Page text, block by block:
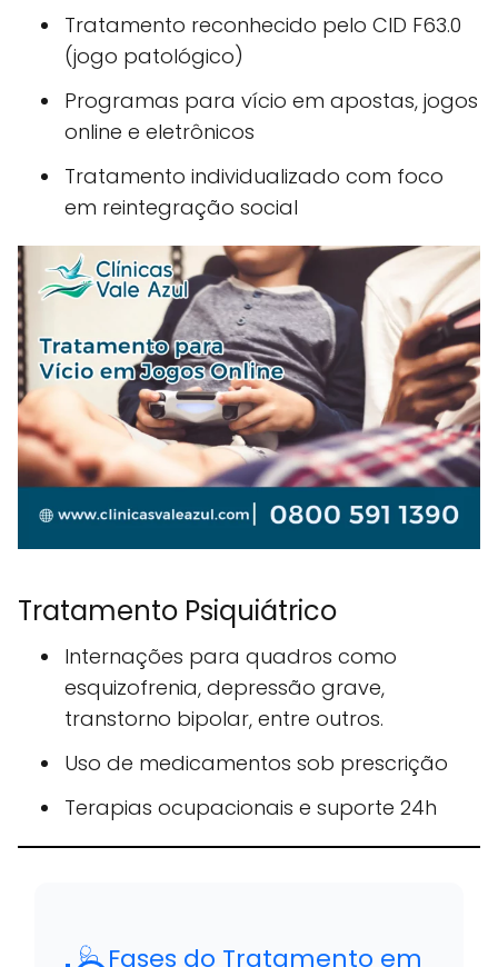
Tratamento reconhecido pelo CID F63.0
(jogo patológico)
Programas para vício em apostas, jogos
online e eletrônicos
Tratamento individualizado com foco
em reintegração social
Tratamento Psiquiátrico
Internações para quadros como
esquizofrenia, depressão grave,
transtorno bipolar, entre outros.
Uso de medicamentos sob prescrição
Terapias ocupacionais e suporte 24h
🩺 Fases do Tratamento em